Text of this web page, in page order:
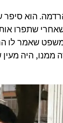
הוא סיפר
שתפרו
שאמר לו
היה מעין